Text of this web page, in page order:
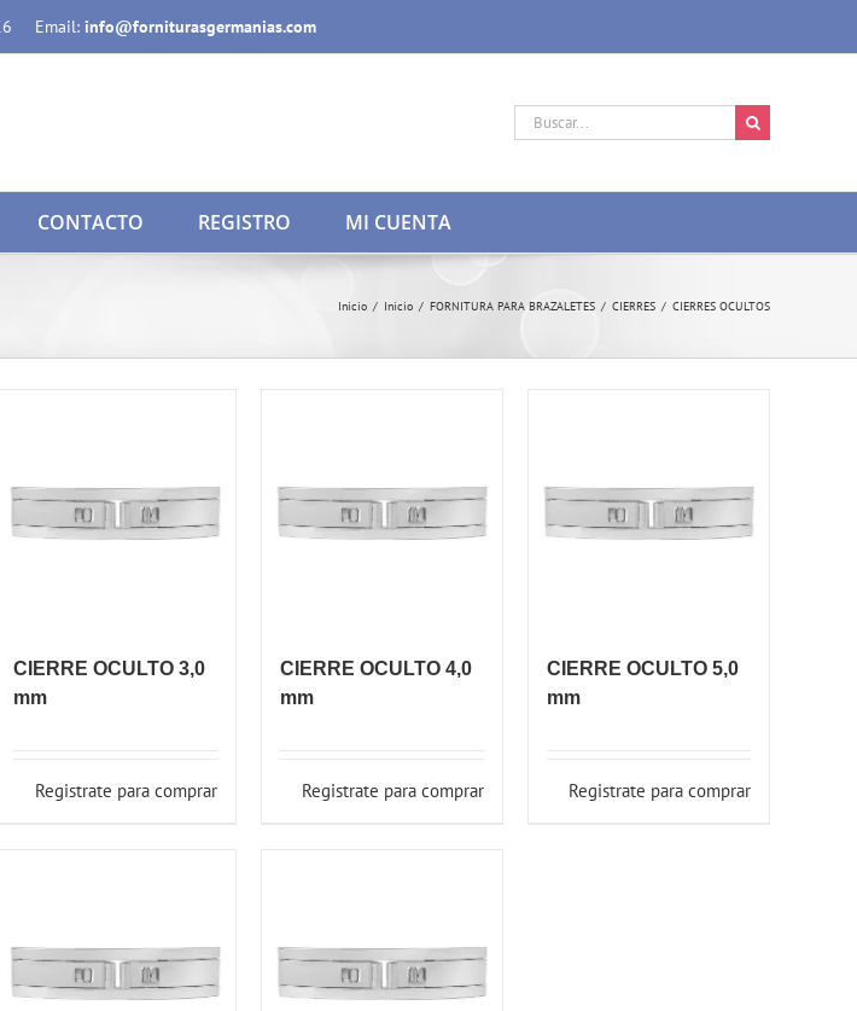
Email: info@forniturasgermanias.com
Buscar:
CONTACTO REGISTRO MI CUENTA
Inicio / Inicio / FORNITURA PARA BRAZALETES / CIERRES / CIERRES OCULTOS
CIERRE OCULTO 3,0
mm
Registrate para comprar
CIERRE OCULTO 4,0
mm
Registrate para comprar
CIERRE OCULTO 5,0
mm
Registrate para comprar